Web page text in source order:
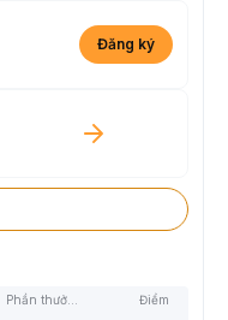
Đăng ký
Điểm